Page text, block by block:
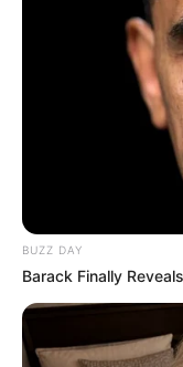
BUZZ DAY
Barack Finally